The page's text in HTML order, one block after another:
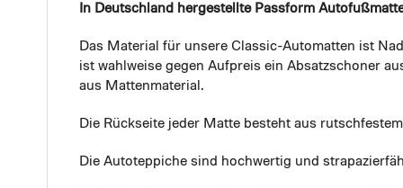
In Deutschland hergestellte Passform
Das Material für unsere Classic-Automatten ist
ist wahlweise gegen Aufpreis ein Absatzschoner
aus Mattenmaterial.
Die Rückseite jeder Matte besteht aus
Die Autoteppiche sind hochwertig und